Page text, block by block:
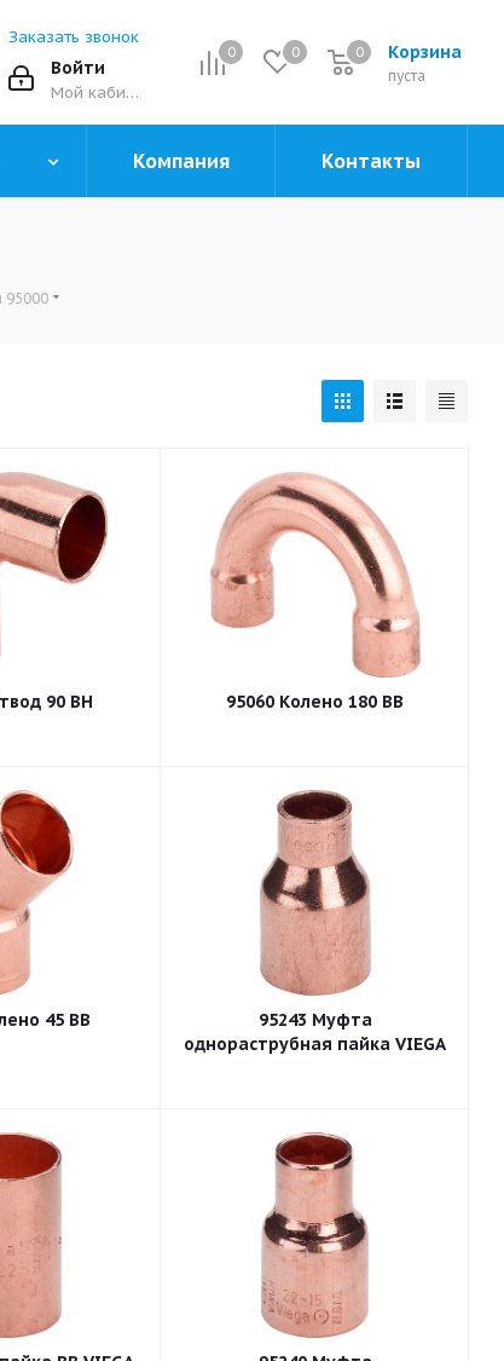
0 0 Корзина
0
пуста
0
Заказать звонок
Войти
Мой кабинет
Компания Контакты
95000
90 ВН 95060 Колено 180 ВВ
45 ВВ
95243 Муфта
однораструбная пайка VIEGA